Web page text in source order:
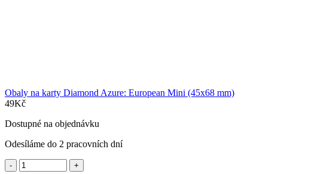
Obaly na karty Diamond Azure: European Mini (45x68 mm)
49Kč
Dostupné na objednávku
Odesíláme do 2 pracovních dní
Obaly